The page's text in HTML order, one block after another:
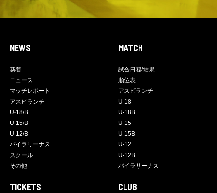
NEWS
新着
ニュース
マッチレポート
アスピランチ
U-18/B
U-15/B
U-12/B
バイラリーナス
スクール
その他
MATCH
試合日程/結果
順位表
アスピランチ
U-18
U-18B
U-15
U-15B
U-12
U-12B
バイラリーナス
TICKETS CLUB